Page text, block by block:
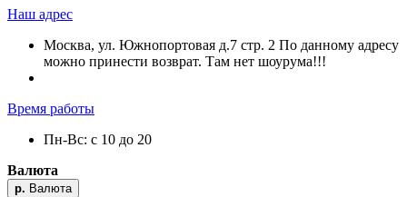
Наш адрес
Москва, ул. Южнопортовая д.7 стр. 2 По данному адресу
можно принести возврат. Там нет шоурума!!!
Время работы
Пн-Вс: с 10 до 20
Валюта
р. Валюта